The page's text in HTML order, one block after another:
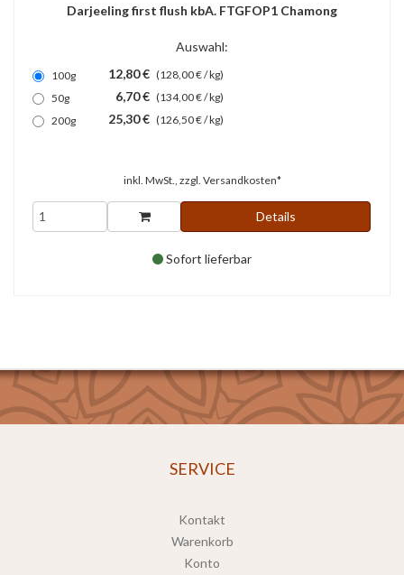
Darjeeling first flush kbA. FTGFOP1 Chamong
Auswahl:
100g 12,80 € (128,00 € / kg)
50g
6,70 € (134,00 € / kg)
200g
25,30 € (126,50 € / kg)
inkl. MwSt., zzgl. Versandkosten*
Details
Sofort lieferbar
SERVICE
Kontakt
Warenkorb
Konto